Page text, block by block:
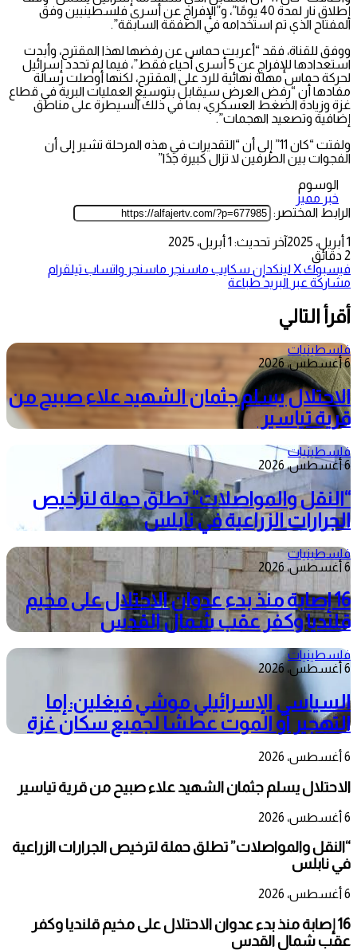
إطلاق نار لمدة 40 يومًا”، و”الإفراج عن أسرى فلسطينيين وفق
المفتاح الذي تم استخدامه في الصفقة السابقة”.
ووفق للقناة، فقد “أعربت حماس عن رفضها لهذا المقترح، وأبدت
استعدادها للإفراج عن 5 أسرى أحياء فقط”، فيما لم تحدد إسرائيل
لحركة حماس مهلة نهائية للرد على المقترح، لكنها أوصلت رسالة
مفادها أن “رفض العرض سيقابل بتوسيع العمليات البرية في قطاع
غزة وزيادة الضغط العسكري، بما في ذلك السيطرة على مناطق
إضافية وتصعيد الهجمات”.
ولفتت “كان 11” إلى أن “التقديرات في هذه المرحلة تشير إلى أن
الفجوات بين الطرفين لا تزال كبيرة جدًا”
الوسوم
خبر مميز
الرابط المختصر:
1 أبريل، 2025
آخر تحديث: 1 أبريل، 2025
2 دقائق
فيسبوك‫Xلينكدإن سكايب ماسنجر ماسنجر واتساب تيلقرام
مشاركة عبر البريد طباعة
أقرأ التالي
فلسطينيات
6 أغسطس، 2026
الاحتلال يسلم جثمان الشهيد علاء صبيح من
قرية تياسير
فلسطينيات
6 أغسطس، 2026
“النقل والمواصلات” تطلق حملة لترخيص
الجرارات الزراعية في نابلس
فلسطينيات
6 أغسطس، 2026
16 إصابة منذ بدء عدوان الاحتلال على مخيم
قلنديا وكفر عقب شمال القدس
فلسطينيات
6 أغسطس، 2026
السياسي الإسرائيلي موشي فيغلين: إما
التهجير أو الموت عطشا لجميع سكان غزة
6 أغسطس، 2026
الاحتلال يسلم جثمان الشهيد علاء صبيح من قرية تياسير
6 أغسطس، 2026
“النقل والمواصلات” تطلق حملة لترخيص الجرارات الزراعية
في نابلس
6 أغسطس، 2026
16 إصابة منذ بدء عدوان الاحتلال على مخيم قلنديا وكفر
عقب شمال القدس